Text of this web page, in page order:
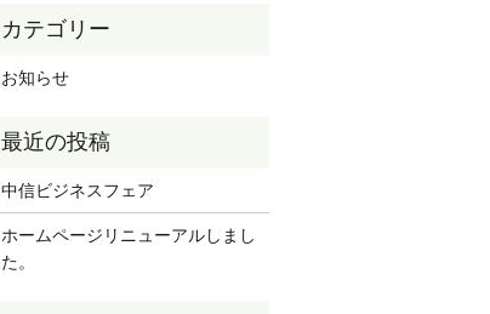
お知らせ
中信ビジネスフェア
ホームページリニューアルしまし
た。